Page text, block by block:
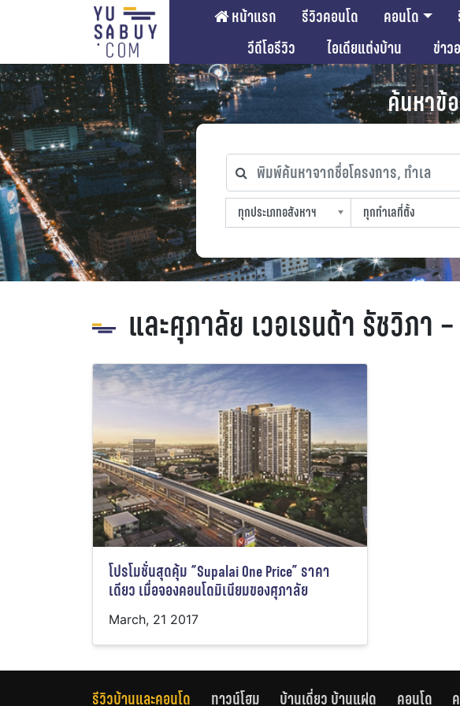
หน้าแรก รีวิวคอนโด คอนโด
วีดีโอรีวิว
ไอเดียแต่งบ้าน ข่าว
ค้นหาข้
พิมพ์ค้นหาจากชื่อโครงการ, ทำเล
ทุกประเภทอสังหาฯ
ทุกประเภทอสังหาฯ
ทุกทำเลที่ตั้ง
ทุกทำเลที่ตั้ง
ทุกสถานีรถไฟฟ้า
ทุกช่วงราคา
และศุภาลัย เวอเรนด้า รัชวิภา
โปรโมชั่นสุดคุ้ม “Supalai One Price” ราคา
เดียว เมื่อจองคอนโดมิเนียมของศุภาลัย
March, 21 2017
รีวิวบ้านและคอนโด ทาวน์โฮม บ้านเดี่ยว บ้านแฝด คอนโด